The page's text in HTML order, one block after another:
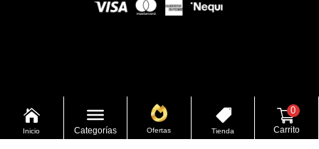

Inicio Categorías Ofertas

Tienda
0
Carrito